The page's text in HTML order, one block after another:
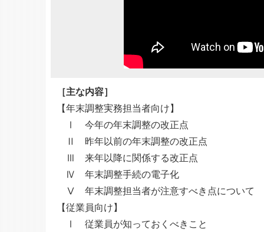
［主な内容］
【年末調整実務担当者向け】
Ⅰ 今年の年末調整の改正点
Ⅱ 昨年以前の年末調整の改正点
Ⅲ 来年以降に関係する改正点
Ⅳ 年末調整手続の電子化
Ⅴ 年末調整担当者が注意すべき点について
【従業員向け】
Ⅰ 従業員が知っておくべきこと